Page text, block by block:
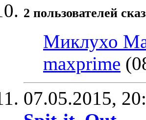
2 пользователей
Миклухо
maxprime
07.05.2015,